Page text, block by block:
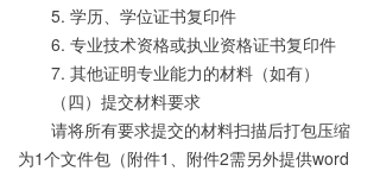
5. 学历、学位证书复印件
6. 专业技术资格或执业资格证书复印件
7. 其他证明专业能力的材料（如有）
（四）提交材料要求
请将所有要求提交的材料扫描后打包压缩
为1个文件包（附件1 、附件2需另外提供word